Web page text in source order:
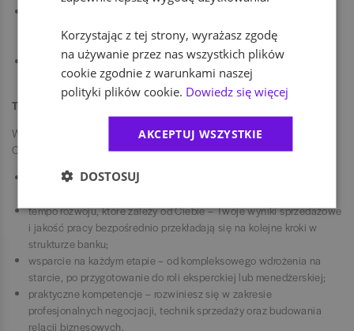
osoby o wspólnych zainteresowaniach lub w podobnej sytuacji
życiowej (np. mamy/ojcowie).
Otwarte i różnorodne środowisko pracy, w którym cenimy Twoją
autentyczność.
Twój rozwój
W naszej organizacji masz realny wpływ na tempo swojej kariery.
Oferujemy Ci:
transparentną ścieżkę awansu - jasne kryteria, które określają
tempo rozwoju, które zależy od Ciebie – Twoje wyniki sprzedażowe
i jakość pracy bezpośrednio przekładają się na kolejne kroki w
strukturze banku;
wsparcie na każdym etapie – od kompleksowego wdrożenia na
starcie, po przygotowanie do roli eksperckiej lub menedżerskiej;
praktyczne kompetencje – rozwiniesz się w zakresie
profesjonalnych negocjacji, technik sprzedaży oraz budowania
relacji biznesowych.
Korzystając z tej strony, wyrażasz zgodę
na używanie przez nas wszystkich plików
cookie zgodnie z warunkami naszej
polityki plików cookie. Dowiedz się więcej
AKCEPTUJ WSZYSTKIE
DOSTOSUJ